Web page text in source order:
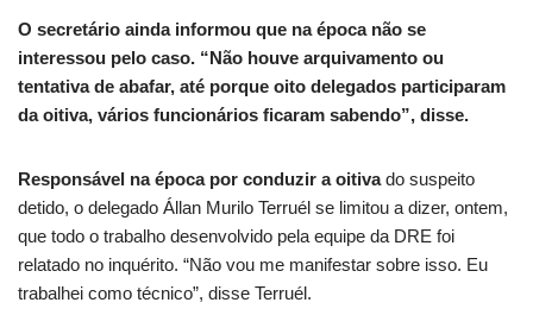
O secretário ainda informou que na época não se
interessou pelo caso. “Não houve arquivamento ou
tentativa de abafar, até porque oito delegados participaram
da oitiva, vários funcionários ficaram sabendo”, disse.
Responsável na época por conduzir a oitivado suspeito
detido, o delegado Állan Murilo Terruél se limitou a dizer, ontem,
que todo o trabalho desenvolvido pela equipe da DRE foi
relatado no inquérito. “Não vou me manifestar sobre isso. Eu
trabalhei como técnico”, disse Terruél.